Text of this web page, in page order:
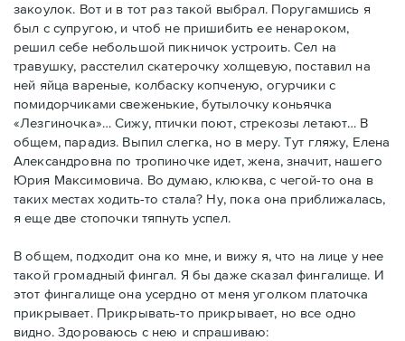
закоулок. Вот и в тот раз такой выбрал. Поругамшись я
был с супругою, и чтоб не пришибить ее ненароком,
решил себе небольшой пикничок устроить. Сел на
травушку, расстелил скатерочку холщевую, поставил на
ней яйца вареные, колбаску копченую, огурчики с
помидорчиками свеженькие, бутылочку коньячка
«Лезгиночка»… Сижу, птички поют, стрекозы летают… В
общем, парадиз. Выпил слегка, но в меру. Тут гляжу, Елена
Александровна по тропиночке идет, жена, значит, нашего
Юрия Максимовича. Во думаю, клюква, с чегой-то она в
таких местах ходить-то стала? Ну, пока она приближалась,
я еще две стопочки тяпнуть успел.
В общем, подходит она ко мне, и вижу я, что на лице у нее
такой громадный фингал. Я бы даже сказал фингалище. И
этот фингалище она усердно от меня уголком платочка
прикрывает. Прикрывать-то прикрывает, но все одно
видно. Здороваюсь с нею и спрашиваю: